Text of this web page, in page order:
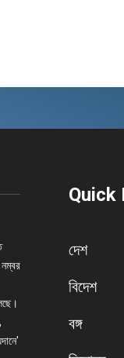
নম্বর
Quick
দেশ
বিদেশ
বঙ্গ